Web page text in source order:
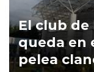
El club de
queda en
pelea